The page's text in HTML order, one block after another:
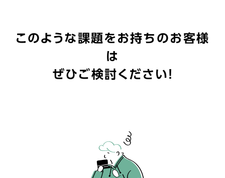
このような課題をお持ちのお客様
は
ぜひご検討ください！